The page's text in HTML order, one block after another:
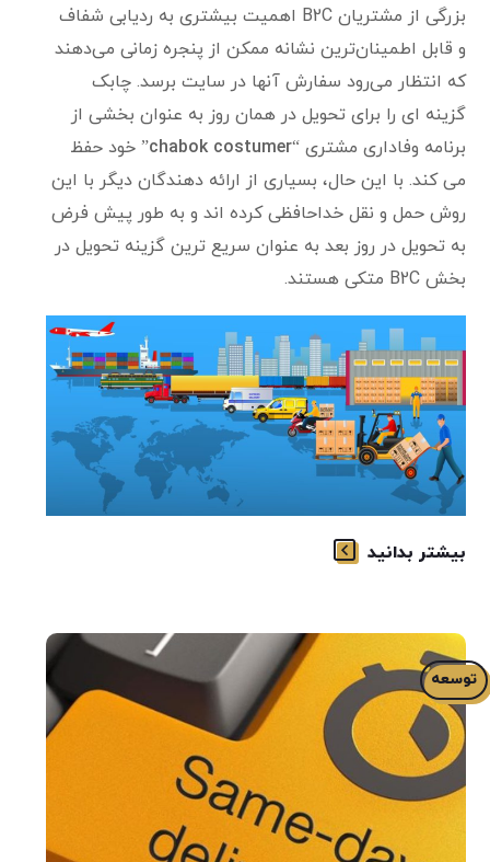
بزرگی از مشتریان B2C اهمیت بیشتری به ردیابی شفاف
و قابل اطمینان‌ترین نشانه ممکن از پنجره زمانی می‌دهند
که انتظار می‌رود سفارش آنها در سایت برسد. چابک
گزینه ای را برای تحویل در همان روز به عنوان بخشی از
برنامه وفاداری مشتری “chabok costumer” خود حفظ
می کند. با این حال، بسیاری از ارائه دهندگان دیگر با این
روش حمل و نقل خداحافظی کرده اند و به طور پیش فرض
به تحویل در روز بعد به عنوان سریع ترین گزینه تحویل در
بخش B2C متکی هستند.
بیشتر بدانید
توسعه